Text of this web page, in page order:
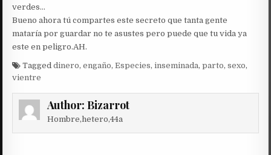
verdes…
Bueno ahora tú compartes este secreto que tanta gente
mataría por guardar no te asustes pero puede que tu vida ya
este en peligro.AH.
Taggeddinero,engaño,Especies,inseminada,parto,sexo,
vientre
Author: Bizarrot
Hombre,hetero,44a